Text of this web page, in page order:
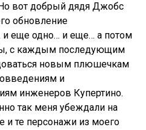
вот добрый дядя Джобс
обновление
еще одно… и еще… а потом
с каждым последующим
новым плюшечкам
и
инженеров Купертино.
так меня убеждали на
и те персонажи из моего